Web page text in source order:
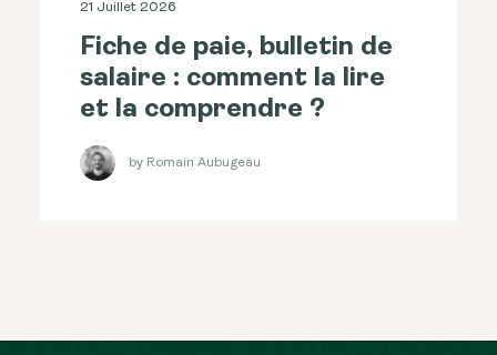
21 Juillet 2026
Fiche de paie, bulletin de
salaire : comment la lire
et la comprendre ?
by Romain Aubugeau